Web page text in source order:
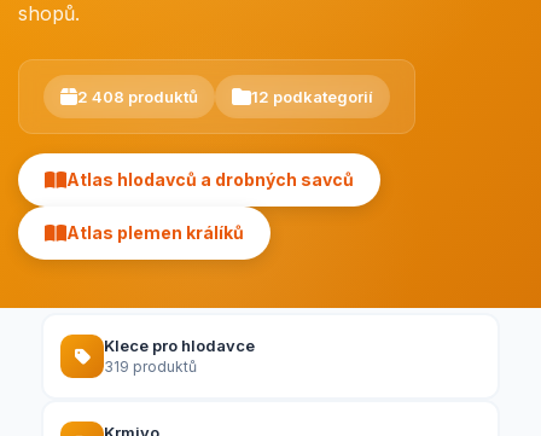
shopů.
2 408 produktů 12 podkategorií
Atlas hlodavců a drobných savců
Atlas plemen králíků
Klece pro hlodavce
319 produktů
Krmivo